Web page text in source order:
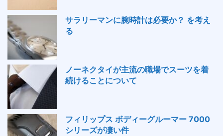
サラリーマンに腕時計は必要か？ を考え
る
ノーネクタイが主流の職場でスーツを着
続けることについて
フィリップス ボディーグルーマー 7000
シリーズが凄い件